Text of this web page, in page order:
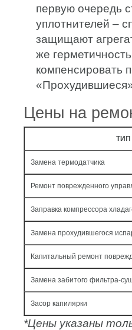
первую очередь
уплотнителей –
защищают
же
компенсировать
Цены на
Замена термодатчика
Ремонт поврежденного
Заправка компрессора
Замена прохудившегося
Капитальный ремонт
Замена забитого фильтра-
Засор капилярки
*Цены указаны